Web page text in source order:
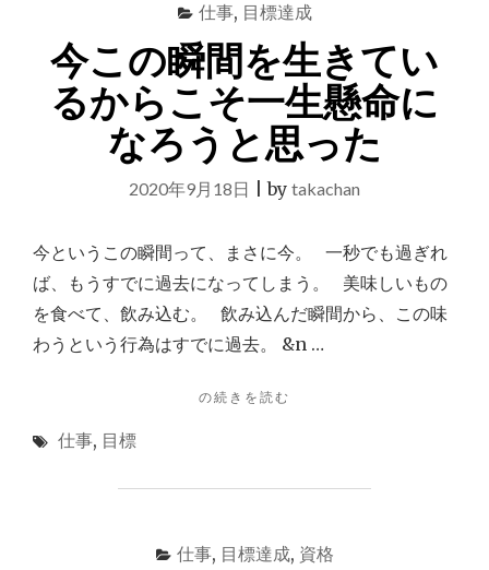
い
い
と
思
う"
仕事, 目標達成
今この瞬間を生きてい
るからこそ一生懸命に
なろうと思った
2020年9月18日 |by takachan
今というこの瞬間って、まさに今。 一秒でも過ぎれ
ば、もうすでに過去になってしまう。 美味しいもの
を食べて、飲み込む。 飲み込んだ瞬間から、この味
わうという行為はすでに過去。 &n …
"今
間
き
の続きを読む
仕事, 目標
仕事, 目標達成, 資格